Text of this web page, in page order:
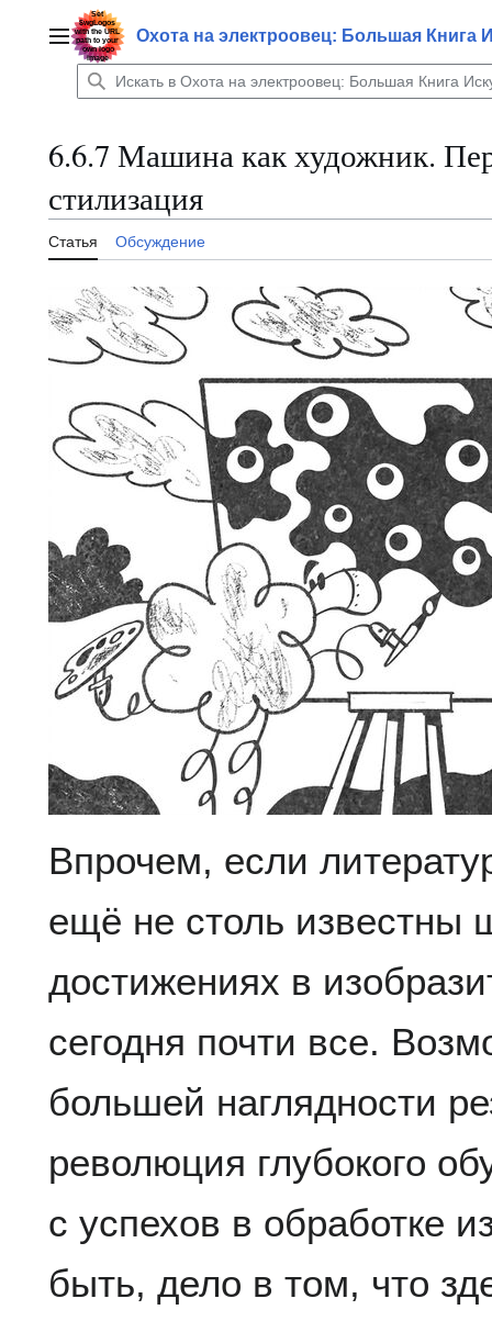
содержаниюГлавное менюОхота на электроовец: Большая Книга
6.6.7 Машина как художник.
стилизация
Статья Обсуждение
Впрочем, если
ещё не столь известны
достижениях в
сегодня почти все.
большей наглядности
революция глубокого
с успехов в обработке
быть, дело в том, что